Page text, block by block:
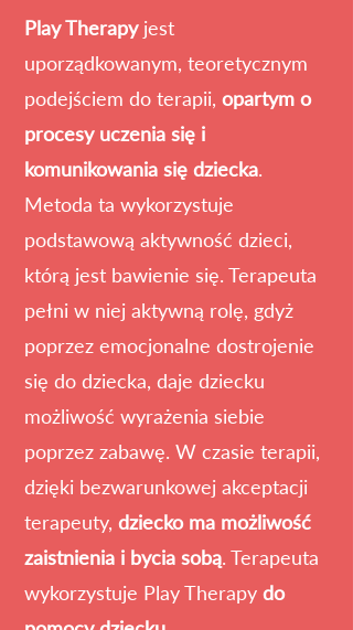
Play Therapyjest
uporządkowanym, teoretycznym
podejściem do terapii, opartym o
procesy uczenia się i
komunikowania się dziecka.
Metoda ta wykorzystuje
podstawową aktywność dzieci,
którą jest bawienie się. Terapeuta
pełni w niej aktywną rolę, gdyż
poprzez emocjonalne dostrojenie
się do dziecka, daje dziecku
możliwość wyrażenia siebie
poprzez zabawę. W czasie terapii,
dzięki bezwarunkowej akceptacji
terapeuty, dziecko ma możliwość
zaistnienia i bycia sobą. Terapeuta
wykorzystuje Play Therapy do